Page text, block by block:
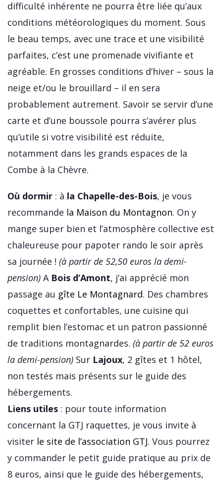
difficulté inhérente ne pourra être liée qu’aux
conditions météorologiques du moment. Sous
le beau temps, avec une trace et une visibilité
parfaites, c’est une promenade vivifiante et
agréable. En grosses conditions d’hiver – sous la
neige et/ou le brouillard – il en sera
probablement autrement. Savoir se servir d’une
carte et d’une boussole pourra s’avérer plus
qu’utile si votre visibilité est réduite,
notamment dans les grands espaces de la
Combe à la Chèvre.
Où dormir : à la Chapelle-des-Bois, je vous
recommande la Maison du Montagnon. On y
mange super bien et l’atmosphère collective est
chaleureuse pour papoter rando le soir après
sa journée ! (à partir de 52,50 euros la demi-
pension) A Bois d’Amont, j’ai apprécié mon
passage au gîte Le Montagnard. Des chambres
coquettes et confortables, une cuisine qui
remplit bien l’estomac et un patron passionné
de traditions montagnardes. (à partir de 52 euros
la demi-pension) Sur Lajoux, 2 gîtes et 1 hôtel,
non testés mais présents sur le guide des
hébergements.
Liens utiles : pour toute information
concernant la GTJ raquettes, je vous invite à
visiter le site de l’association GTJ. Vous pourrez
y commander le petit guide pratique au prix de
8 euros, ainsi que le guide des hébergements,